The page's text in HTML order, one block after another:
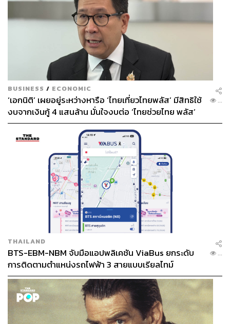
BUSINESS / ECONOMIC
‘เอกนิติ’ เผยอยู่ระหว่างหารือ ‘ไทยเที่ยวไทยพลัส’ มีสิทธิใช้
งบจากเงินกู้ 4 แสนล้าน มั่นใจงบต่อ ‘ไทยช่วยไทย พลัส’
เฟส 2 มีเพียงพอ
...
THAILAND
BTS-EBM-NBM จับมือแอปพลิเคชัน ViaBus ยกระดับ
การติดตามตำแหน่งรถไฟฟ้า 3 สายแบบเรียลไทม์
...